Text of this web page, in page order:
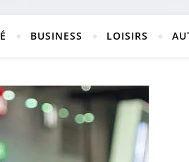
ch-neufchateau.fr
BUSINESS LOISIRS